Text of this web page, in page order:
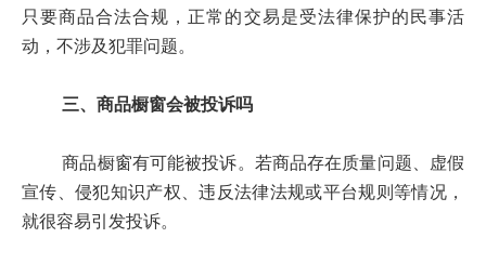
只要商品合法合规，正常的交易是受法律保护的民事活
动，不涉及犯罪问题。
三、商品橱窗会被投诉吗
商品橱窗有可能被投诉。若商品存在质量问题、虚假
宣传、侵犯知识产权、违反法律法规或平台规则等情况，
就很容易引发投诉。